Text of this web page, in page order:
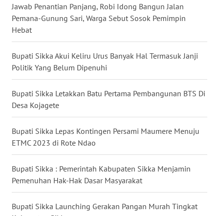
Jawab Penantian Panjang, Robi Idong Bangun Jalan
Pemana-Gunung Sari, Warga Sebut Sosok Pemimpin
Hebat
Bupati Sikka Akui Keliru Urus Banyak Hal Termasuk Janji
Politik Yang Belum Dipenuhi
Bupati Sikka Letakkan Batu Pertama Pembangunan BTS Di
Desa Kojagete
Bupati Sikka Lepas Kontingen Persami Maumere Menuju
ETMC 2023 di Rote Ndao
Bupati Sikka : Pemerintah Kabupaten Sikka Menjamin
Pemenuhan Hak-Hak Dasar Masyarakat
Bupati Sikka Launching Gerakan Pangan Murah Tingkat
WN
KALTENG
WN
KALTARA
WN
WN